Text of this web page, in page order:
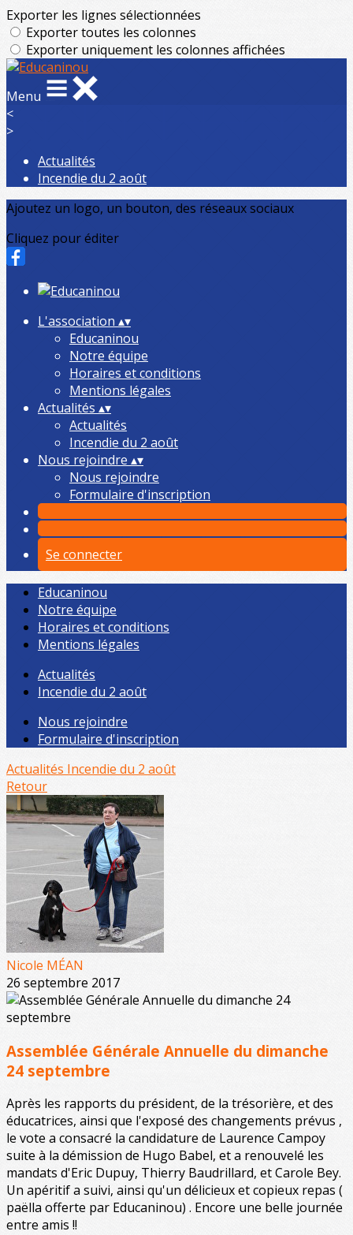
Exporter les lignes sélectionnées
Exporter toutes les colonnes
Exporter uniquement les colonnes affichées
Menu
<
>
Actualités
Incendie du 2 août
Ajoutez un logo, un bouton, des réseaux sociaux
Cliquez pour éditer
L'association ▴▾
Educaninou
Notre équipe
Horaires et conditions
Mentions légales
Actualités ▴▾
Actualités
Incendie du 2 août
Nous rejoindre ▴▾
Nous rejoindre
Formulaire d'inscription
Se connecter
Educaninou
Notre équipe
Horaires et conditions
Mentions légales
Actualités
Incendie du 2 août
Nous rejoindre
Formulaire d'inscription
Actualités Incendie du 2 août
Retour
Nicole MÉAN
26 septembre 2017
Assemblée Générale Annuelle du dimanche
24 septembre
Après les rapports du président, de la trésorière, et des
éducatrices, ainsi que l'exposé des changements prévus ,
le vote a consacré la candidature de Laurence Campoy
suite à la démission de Hugo Babel, et a renouvelé les
mandats d'Eric Dupuy, Thierry Baudrillard, et Carole Bey.
Un apéritif a suivi, ainsi qu'un délicieux et copieux repas (
paëlla offerte par Educaninou) . Encore une belle journée
entre amis !!